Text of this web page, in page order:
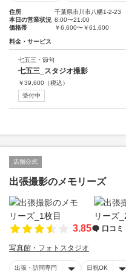
住所
千葉県市川市八幡1-2-23
本日の営業状況 8:00〜21:00
価格帯
￥6,600〜￥61,600
料金・サービス
七五三・節句
七五三_スタジオ撮影
￥39,600 （税込）
受付中
店舗公式
出張撮影のメモリーズ
3.85 口コミ
写真館・フォトスタジオ
出張・訪問専門 日祝OK